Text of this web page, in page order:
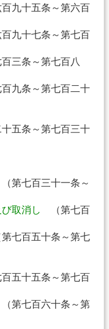
九十五条～第六百
九十七条～第七百
三条～第七百八
九条～第七百二十
五条～第七百三十
第七百三十一条～
取消し
（第七百
七百五十条～第七
五十五条～第七百
第七百六十条～第